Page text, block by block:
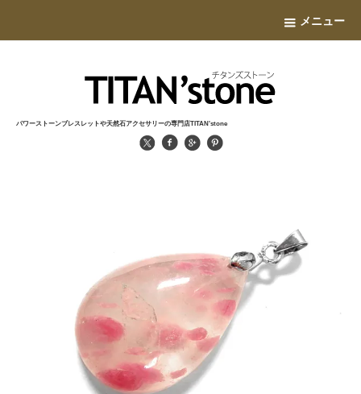
メニュー
パワーストーンブレスレットや天然石アクセサリーの専門店TITAN'stone